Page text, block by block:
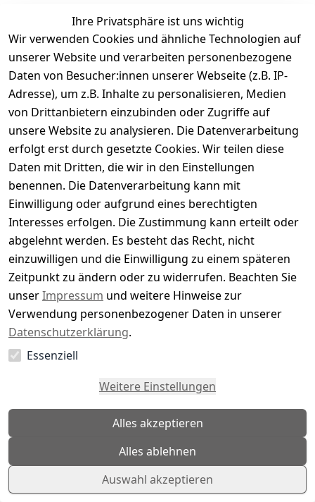
Adresse wird zuvor gekürzt, sodass
Rückschlüsse auf Ihre Person ausgeschlossen
sind. Es werden nach Angaben von Mouseflow
zufällig ausgewählte einzelne Besuche (nur
mit anonymisierter IP-Adresse)
stichprobenartig aufgezeichnet und
protokolliert. Die so ermittelten
Informationen werden dazu verwendet, um
die Nutzung unserer Webseite in
anonymisierter Form auszuwerten, um die
bedarfsgerechte Gestaltung unserer Webseite
zu optimieren. Sie können die Speicherung
der Mouseflow-Cookies durch eine
entsprechende Einstellung Ihres Browsers
verhindern; in diesem Fall stehen Ihnen
gegebenenfalls nicht sämtliche Funktionen
dieser Webseite zur Verfügung. Ferner
können Sie eine Aufzeichnung auf allen
Webseiten, die Mouseflow einsetzen, global
folgendem Link deaktivieren:
https://mouseflow.de/opt-out/.
Weitere Informationen zum Datenschutz im
https://mouseflow.de/privacy/
8) Google Remarketing
Ihre Privatsphäre ist uns wichtig
Wir verwenden Cookies und ähnliche Technologien auf
unserer Website und verarbeiten personenbezogene
Daten von Besucher:innen unserer Webseite (z.B. IP-
Adresse), um z.B. Inhalte zu personalisieren, Medien
von Drittanbietern einzubinden oder Zugriffe auf
unsere Website zu analysieren. Die Datenverarbeitung
erfolgt erst durch gesetzte Cookies. Wir teilen diese
Daten mit Dritten, die wir in den Einstellungen
benennen. Die Datenverarbeitung kann mit
Einwilligung oder aufgrund eines berechtigten
Interesses erfolgen. Die Zustimmung kann erteilt oder
abgelehnt werden. Es besteht das Recht, nicht
einzuwilligen und die Einwilligung zu einem späteren
Zeitpunkt zu ändern oder zu widerrufen. Beachten Sie
unserImpressum und weitere Hinweise zur
Verwendung personenbezogener Daten in unserer
Datenschutzerklärung.
Essenziell
Weitere Einstellungen
Alles akzeptieren
Alles ablehnen
Auswahl akzeptieren